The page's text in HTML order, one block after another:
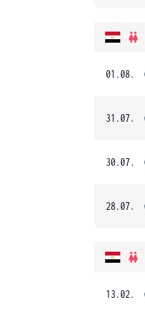
01.08.
31.07.
30.07.
28.07.
13.02.